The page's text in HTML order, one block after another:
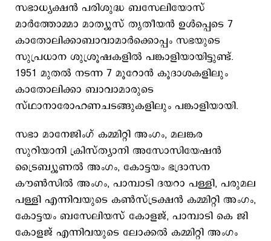
സഭാധ്യക്ഷൻ പരിശുദ്ധ ബസേലിയോസ്
മാർത്തോമ്മാ മാത്യൂസ് തൃതീയൻ ഉൾപ്പെടെ 7
കാതോലിക്കാബാവാമാർക്കൊപ്പം സഭയുടെ
സുപ്രധാന ശുശ്രൂഷകളിൽ പങ്കാളിയായിട്ടുണ്ട്.
1951 മുതൽ നടന്ന 7 മൂറോൻ കൂദാശകളിലും
കാതോലിക്കാ ബാവാമാരുടെ
സ്ഥാനാരോഹണചടങ്ങുകളിലും പങ്കാളിയായി.
സഭാ മാനേജിംഗ് കമ്മിറ്റി അംഗം, മലങ്കര
സുറിയാനി ക്രിസ്ത്യാനി അസോസിയേഷൻ
ട്രൈബ്യൂണൽ അം​ഗം, കോട്ടയം ഭദ്രാസന
കൗൺസിൽ അം​ഗം, പാമ്പാടി ​ദയറാ പള്ളി, പരുമല
പള്ളി എന്നിവയുടെ കൺസ്ട്രക്ഷൻ കമ്മിറ്റി അം​ഗം,
കോട്ടയം ബസേലിയസ് കോളജ്, പാമ്പാടി കെ ജി
കോളജ് എന്നിവയുടെ ലോക്കൽ ​കമ്മിറ്റി അം​ഗം